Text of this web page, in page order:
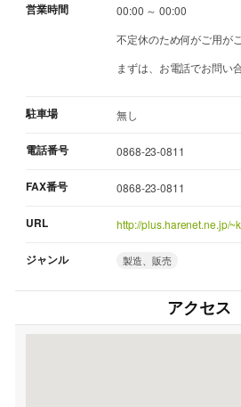
営業時間
00:00 ～ 00:00
不定休のため何がご用が
まずは、お電話でお問い
駐車場 無し
電話番号 0868-23-0811
FAX番号 0868-23-0811
URL http://plus.harenet.ne.jp/
ジャンル 製造、販売
アクセス